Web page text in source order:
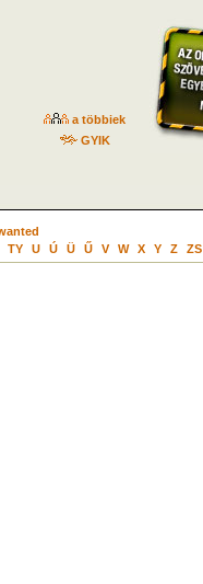
a többiek
GYIK
TY U Ú Ü Ű V W X Y Z ZS